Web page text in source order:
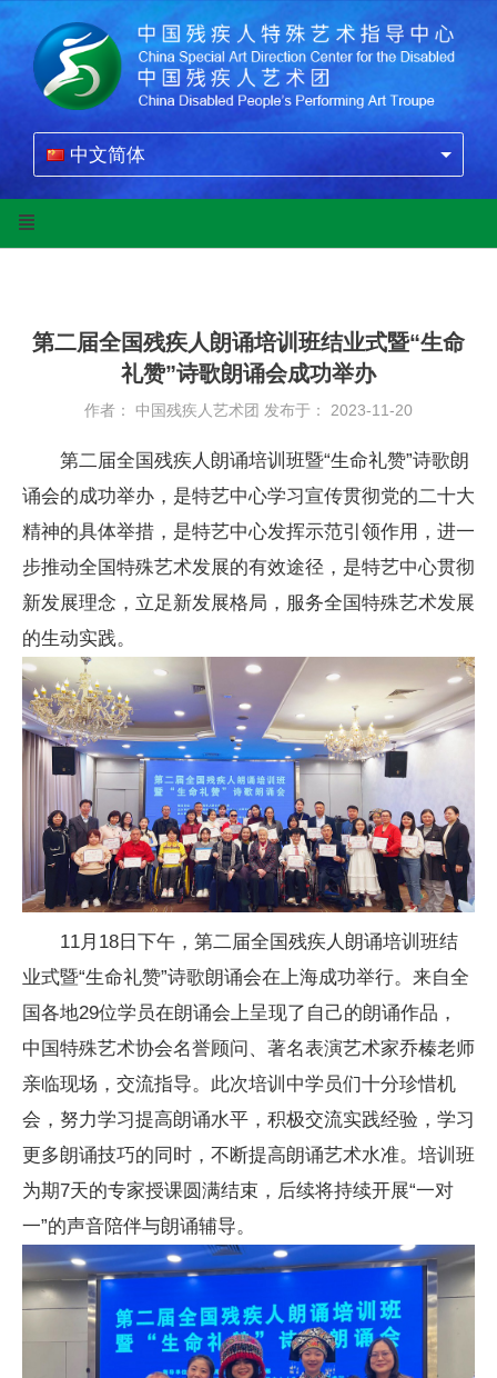
中文简体
第二届全国残疾人朗诵培训班结业式暨“生命
礼赞”诗歌朗诵会成功举办
作者： 中国残疾人艺术团 发布于： 2023-11-20
第二届全国残疾人朗诵培训班暨“生命礼赞”诗歌朗
诵会的成功举办，是特艺中心学习宣传贯彻党的二十大
精神的具体举措，是特艺中心发挥示范引领作用，进一
步推动全国特殊艺术发展的有效途径，是特艺中心贯彻
新发展理念，立足新发展格局，服务全国特殊艺术发展
的生动实践。
11月18日下午，第二届全国残疾人朗诵培训班结
业式暨“生命礼赞”诗歌朗诵会在上海成功举行。来自全
国各地29位学员在朗诵会上呈现了自己的朗诵作品，
中国特殊艺术协会名誉顾问、著名表演艺术家乔榛老师
亲临现场，交流指导。此次培训中学员们十分珍惜机
会，努力学习提高朗诵水平，积极交流实践经验，学习
更多朗诵技巧的同时，不断提高朗诵艺术水准。培训班
为期7天的专家授课圆满结束，后续将持续开展“一对
一”的声音陪伴与朗诵辅导。